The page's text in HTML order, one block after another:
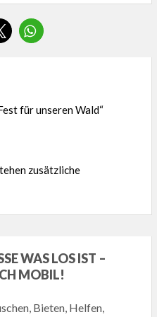
für unseren Wald“
zusätzliche
WAS LOS IST –
MOBIL!
Bieten, Helfen,